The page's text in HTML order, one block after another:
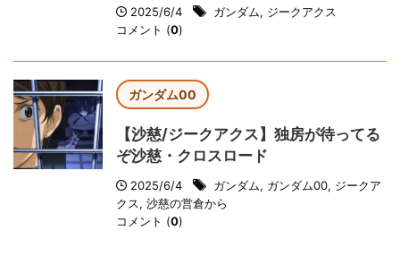
2025/6/4 ガンダム, ジークアクス
コメント (0)
ガンダム00
【沙慈/ジークアクス】独房が待ってる
ぞ沙慈・クロスロード
2025/6/4 ガンダム, ガンダム00, ジークア
クス, 沙慈の営倉から
コメント (0)